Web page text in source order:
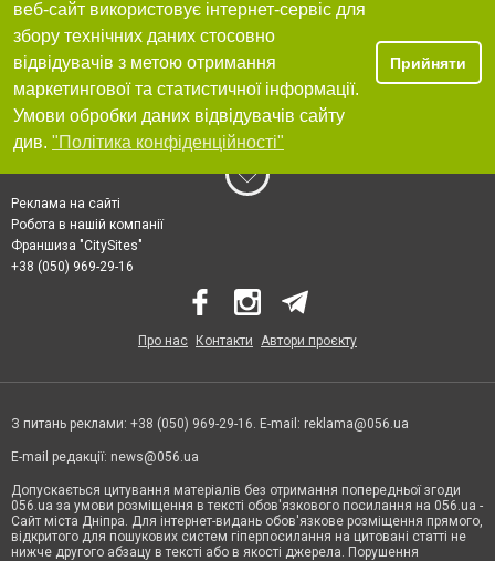
веб-сайт використовує інтернет-сервіс для
збору технічних даних стосовно
відвідувачів з метою отримання
маркетингової та статистичної інформації.
Умови обробки даних відвідувачів сайту
див. "Політика конфіденційності"
Прийняти
Реклама на сайті
Робота в нашій компанії
Франшиза "CitySites"
+38 (050) 969-29-16
Про нас Контакти Автори проєкту
З питань реклами: +38 (050) 969-29-16. E-mail: reklama@056.ua
E-mail редакції: news@056.ua
Допускається цитування матеріалів без отримання попередньої згоди
056.ua за умови розміщення в тексті обов'язкового посилання на 056.ua -
Сайт міста Дніпра. Для інтернет-видань обов'язкове розміщення прямого,
відкритого для пошукових систем гіперпосилання на цитовані статті не
нижче другого абзацу в тексті або в якості джерела. Порушення